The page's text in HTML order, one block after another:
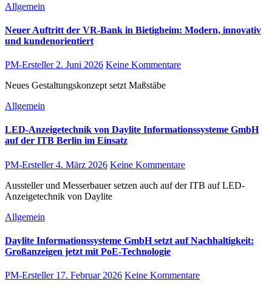
Allgemein
Neuer Auftritt der VR-Bank in Bietigheim: Modern, innovativ
und kundenorientiert
PM-Ersteller 2. Juni 2026 Keine Kommentare
Neues Gestaltungskonzept setzt Maßstäbe
Allgemein
LED-Anzeigetechnik von Daylite Informationssysteme GmbH
auf der ITB Berlin im Einsatz
PM-Ersteller4. März 2026 Keine Kommentare
Aussteller und Messerbauer setzen auch auf der ITB auf LED-
Anzeigetechnik von Daylite
Allgemein
Daylite Informationssysteme GmbH setzt auf Nachhaltigkeit:
Großanzeigen jetzt mit PoE-Technologie
PM-Ersteller 17. Februar 2026 Keine Kommentare